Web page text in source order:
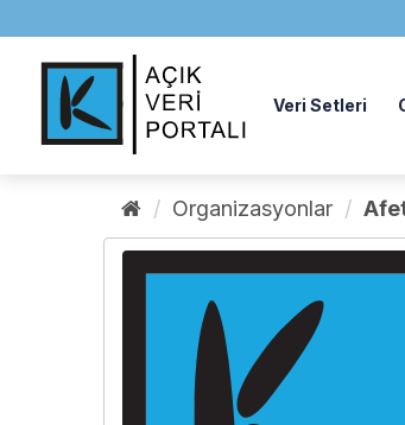
Veri Setleri
Organizasyonlar